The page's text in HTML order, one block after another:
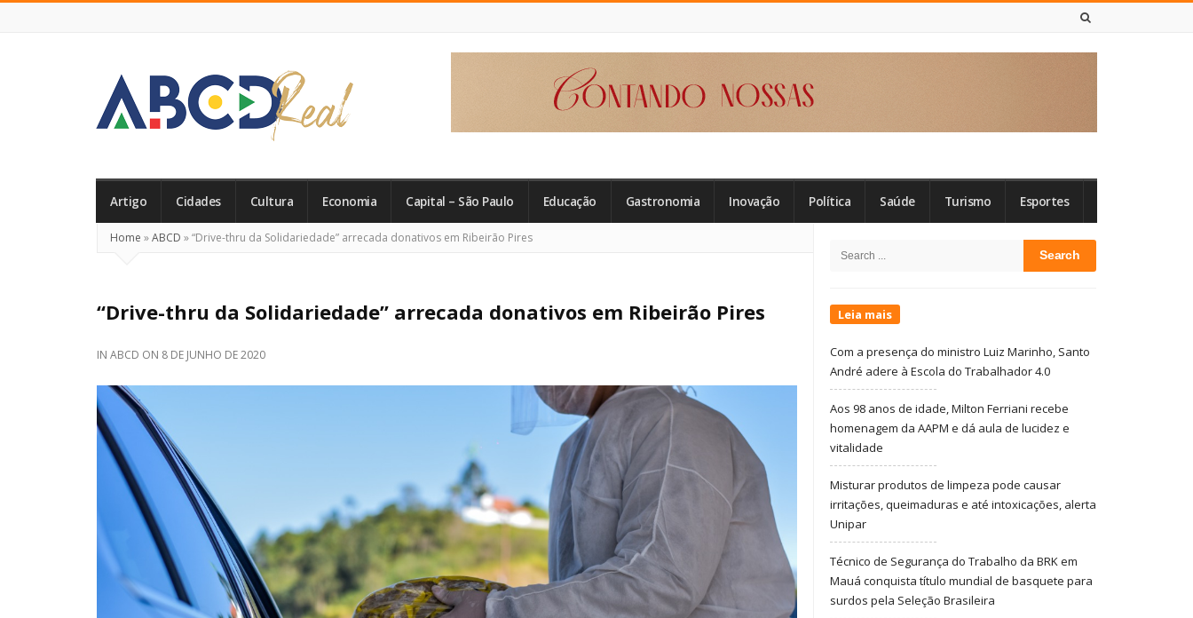
Real
Artigo Cidades Cultura Economia Capital – São Paulo Educação Gastronomia Inovação Política Saúde Turismo Esportes
Home »ABCD »“Drive-thru da Solidariedade” arrecada donativos em Ribeirão Pires
“Drive-thru da Solidariedade” arrecada donativos em Ribeirão Pires
IN ABCD ON 8 DE JUNHO DE 2020
Sidebar
Search
Leia mais
Com a presença do ministro Luiz Marinho, Santo
André adere à Escola do Trabalhador 4.0
Aos 98 anos de idade, Milton Ferriani recebe
homenagem da AAPM e dá aula de lucidez e
vitalidade
Misturar produtos de limpeza pode causar
irritações, queimaduras e até intoxicações, alerta
Unipar
Técnico de Segurança do Trabalho da BRK em
Mauá conquista título mundial de basquete para
surdos pela Seleção Brasileira